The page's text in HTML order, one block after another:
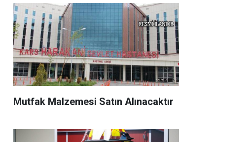
Mutfak Malzemesi Satın Alınacaktır